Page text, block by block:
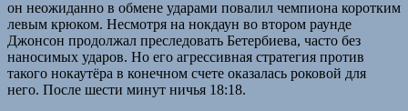
он неожиданно в обмене ударами повалил чемпиона коротким
левым крюком. Несмотря на нокдаун во втором раунде
Джонсон продолжал преследовать Бетербиева, часто без
наносимых ударов. Но его агрессивная стратегия против
такого нокаутёра в конечном счете оказалась роковой для
него. После шести минут ничья 18:18.